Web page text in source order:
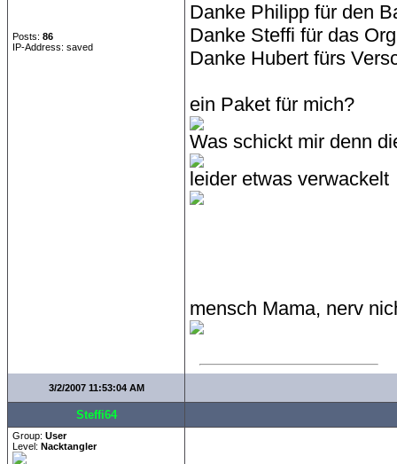
Posts: 86
IP-Address: saved
Danke Philipp für den
Danke Steffi für das
Danke Hubert fürs
ein Paket für mich?
Was schickt mir denn
leider etwas verwackelt
mensch Mama, nerv
3/2/2007 11:53:04 AM
Steffi64
Group: User
Level: Nacktangler